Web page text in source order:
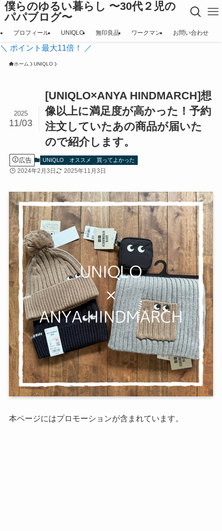
僕らのゆるい暮らし 〜30代２児の
パパブログ〜
プロフィール UNIQLO 無印良品 ワークマン お問い合わせ
＼ ポイント最大11倍！ ／
ホーム UNIQLO
[UNIQLO×ANYA HINDMARCH]想
像以上に満足度が高かった！予約
注文していたあの商品が届いた
ので紹介します。
2025
11/03
広告 UNIQLO オススメ 買ってよかった
2024年2月3日 2025年11月3日
本ページにはプロモーションが含まれています。